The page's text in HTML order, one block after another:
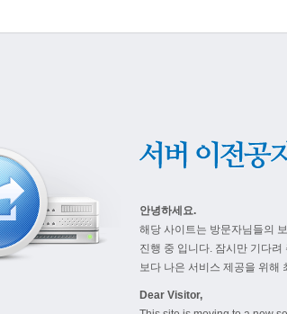
안녕하세요.
해당 사이트는 방문자님들의
진행 중 입니다. 잠시만 기다
보다 나은 서비스 제공을 위해
Dear Visitor,